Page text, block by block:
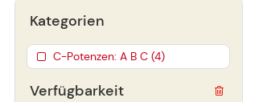
Verfügbarkeit
Kategorien
C-Potenzen: A B C (4)